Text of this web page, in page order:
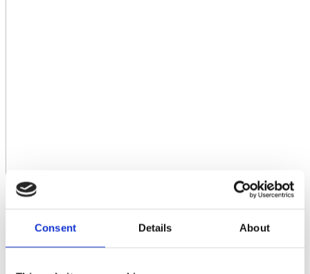
Consent Details About